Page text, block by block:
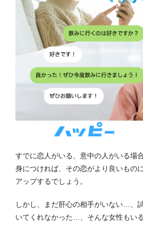
すでに恋人がいる、意中の人がいる場
身につければ、その恋がより良いもの
アップするでしょう。
しかし、まだ肝心の相手がいない…、
いてくれなかった…、そんな女性もいる